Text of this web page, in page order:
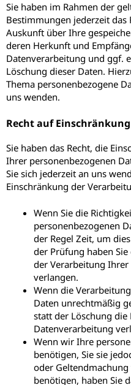
Sie haben im Rahmen der
Bestimmungen jederzeit das
Auskunft über Ihre
deren Herkunft und
Datenverarbeitung und ggf.
Löschung dieser Daten.
Thema personenbezogene
uns wenden.
Recht auf
Sie haben das Recht, die
Ihrer personenbezogenen
Sie sich jederzeit an uns
Einschränkung der
Wenn Sie die
personenbezogenen
der Regel Zeit, um
der Prüfung haben Sie
der Verarbeitung Ihrer
verlangen.
Wenn die
Daten unrechtmäßig
statt der Löschung die
Datenverarbeitung
Wenn wir Ihre
benötigen, Sie sie
oder
benötigen, haben Sie